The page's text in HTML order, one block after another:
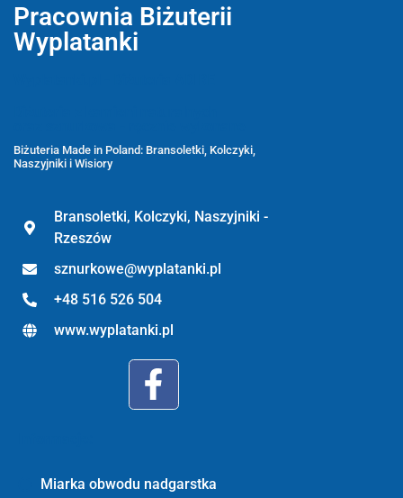
Pracownia Biżuterii
Wyplatanki
Biżuteria Made in Poland: Bransoletki, Kolczyki,
Naszyjniki i Wisiory
Bransoletki, Kolczyki, Naszyjniki -
Rzeszów
sznurkowe@wyplatanki.pl
+48 516 526 504
www.wyplatanki.pl
Miarka obwodu nadgarstka